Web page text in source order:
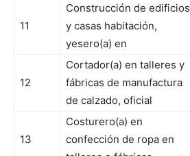
11
Construcción de edificios
y casas habitación,
yesero(a) en
12
Cortador(a) en talleres y
fábricas de manufactura
de calzado, oficial
13
Costurero(a) en
confección de ropa en